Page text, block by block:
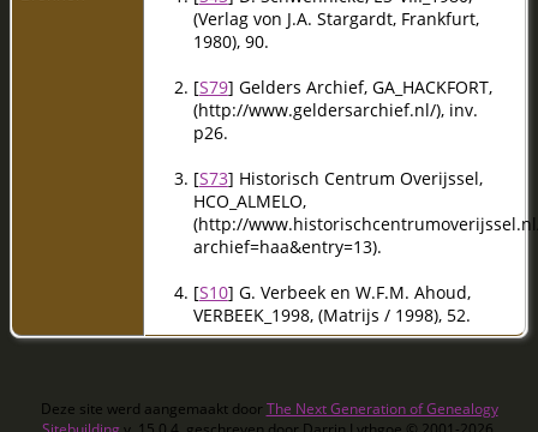
(Verlag von J.A. Stargardt, Frankfurt,
1980), 90.
[S79] Gelders Archief, GA_HACKFORT,
(http://www.geldersarchief.nl/), inv.
p26.
[S73] Historisch Centrum Overijssel,
HCO_ALMELO,
(http://
archief=haa&entry=13).
[S10] G. Verbeek en W.F.M. Ahoud,
VERBEEK_1998, (Matrijs / 1998), 52.
Deze site werd aangemaakt door The Next Generation of Genealogy